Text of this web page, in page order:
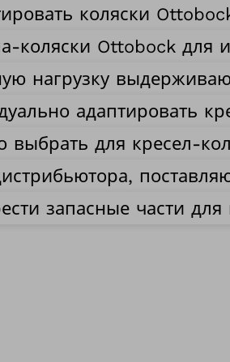
коляски
коляски Ottobock для
нагрузку
адаптировать
выбрать для кресел-
запасные части для